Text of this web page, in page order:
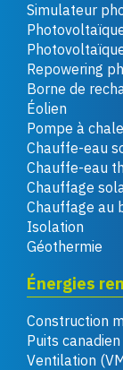
Simulateur
Repowering
Borne de
Éolien
Pompe à
Chauffe-eau
Chauffe-eau
Chauffage
Chauffage au
Isolation
Géothermie
Énergies
Construction
Puits canadien
Ventilation